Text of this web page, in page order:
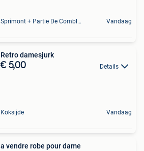
Sprimont + Partie De Comblain-Au-Pont Vandaag
Retro damesjurk
€ 5,00 Details
Koksijde Vandaag
a vendre robe pour dame